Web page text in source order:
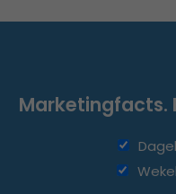
Marketingfacts.